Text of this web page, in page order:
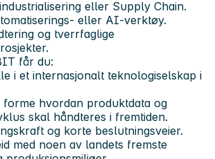
eller Supply Chain.
eller AI-verktøy.
og tverrfaglige
får du:
i et internasjonalt teknologiselskap i
forme hvordan produktdata og
skal håndteres i fremtiden.
og korte beslutningsveier.
med noen av landets fremste